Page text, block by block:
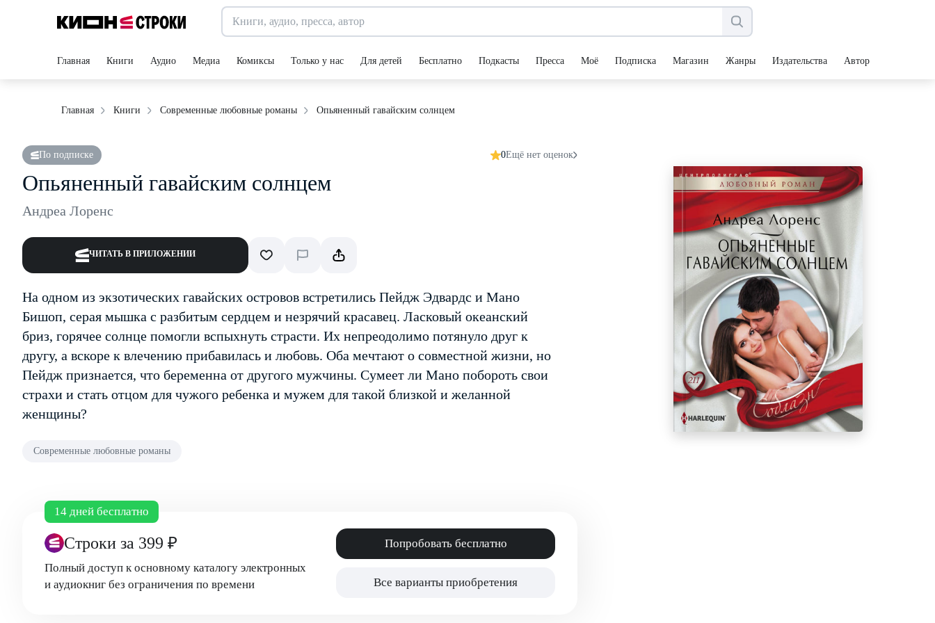
Главная Книги Аудио Медиа Комиксы Только у нас Для детей Бесплатно Подкасты Пресса Моё Подписка Магазин Жанры Издательства Авторы
Главная Книги Современные любовные романы Опьяненный гавайским солнцем
По подписке 0Ещё нет оценок
Опьяненный гавайским солнцем
Андреа Лоренс
ЧИТАТЬ В ПРИЛОЖЕНИИ
На одном из экзотических гавайских островов встретились Пейдж Эдвардс и Мано
Бишоп, серая мышка с разбитым сердцем и незрячий красавец. Ласковый океанский
бриз, горячее солнце помогли вспыхнуть страсти. Их непреодолимо потянуло друг к
другу, а вскоре к влечению прибавилась и любовь. Оба мечтают о совместной жизни, но
Пейдж признается, что беременна от другого мужчины. Сумеет ли Мано побороть свои
страхи и стать отцом для чужого ребенка и мужем для такой близкой и желанной
женщины?
Современные любовные романы
14 дней бесплатно
Строки за 399 ₽
Полный доступ к основному каталогу электронных
и аудиокниг без ограничения по времени
Попробовать бесплатно
Все варианты приобретения